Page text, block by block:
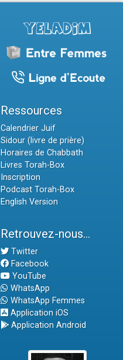
Ressources
Calendrier Juif
Sidour (livre de prière)
Horaires de Chabbath
Livres Torah-Box
Inscription
Podcast Torah-Box
English Version
Retrouvez-nous...
Twitter
Facebook
YouTube
WhatsApp
WhatsApp Femmes
Application iOS
Application Android